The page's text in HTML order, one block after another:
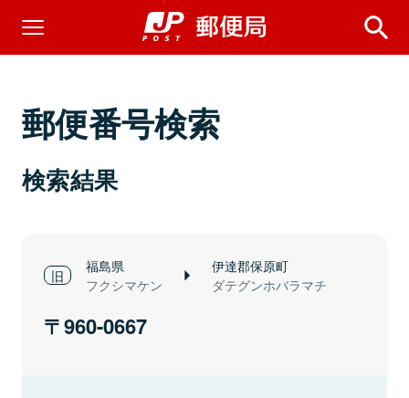
郵便番号検索
検索結果
福島県
フクシマケン
伊達郡保原町
ダテグンホバラマチ
960-0667